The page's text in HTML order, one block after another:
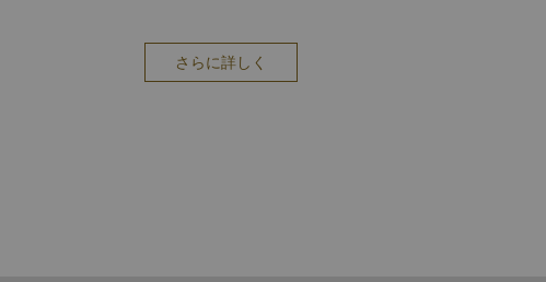
董品、衣類を販売する店舗や天津で有名な屋台が多く立ち
朝（1644～1911）時代の民間建築を再現して建造され
最適な場所です。
さらに詳しく